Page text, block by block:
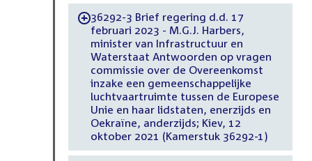
-36292-3 Brief regering d.d. 17
februari 2023 - M.G.J. Harbers,
minister van Infrastructuur en
Waterstaat Antwoorden op vragen
commissie over de Overeenkomst
inzake een gemeenschappelijke
luchtvaartruimte tussen de Europese
Unie en haar lidstaten, enerzijds en
Oekraïne, anderzijds; Kiev, 12
oktober 2021 (Kamerstuk 36292-1)